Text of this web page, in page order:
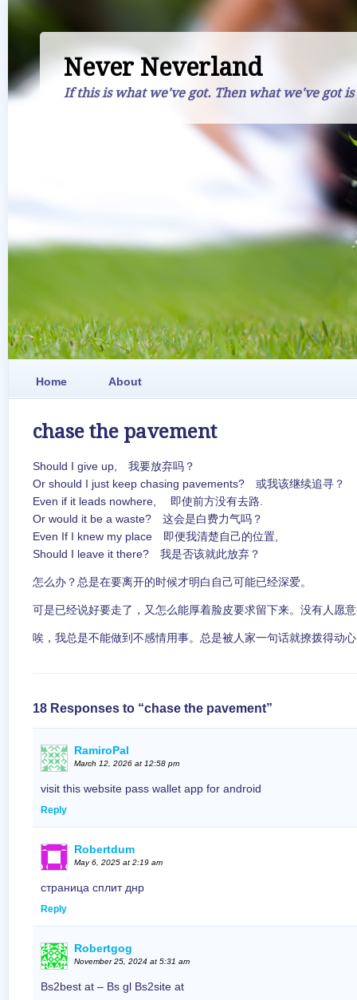
Never Neverland
If this is what we've got. Then what we've got is
Home About
chase the pavement
Should I give up, 我要放弃吗？
Or should I just keep chasing pavements? 或我该继续追寻？
Even if it leads nowhere, 即使前方没有去路.
Or would it be a waste? 这会是白费力气吗？
Even If I knew my place 即便我清楚自己的位置,
Should I leave it there? 我是否该就此放弃？
怎么办？总是在要离开的时候才明白自己可能已经深爱。
可是已经说好要走了，又怎么能厚着脸皮要求留下来。没有人愿
唉，我总是不能做到不感情用事。总是被人家一句话就撩拨得动
18 Responses to “chase the pavement”
RamiroPal
March 12, 2026 at 12:58 pm
visit this website pass wallet app for android
Reply
Robertdum
May 6, 2025 at 2:19 am
страница сплит днр
Reply
Robertgog
November 25, 2024 at 5:31 am
Bs2best at – Bs gl Bs2site at